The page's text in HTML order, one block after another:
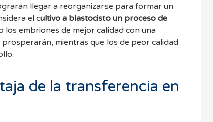
llegar a reorganizarse para formar un
el cultivo a blastocisto un proceso de
los embriones de mejor calidad con una
mientras que los de peor calidad
de la transferencia en